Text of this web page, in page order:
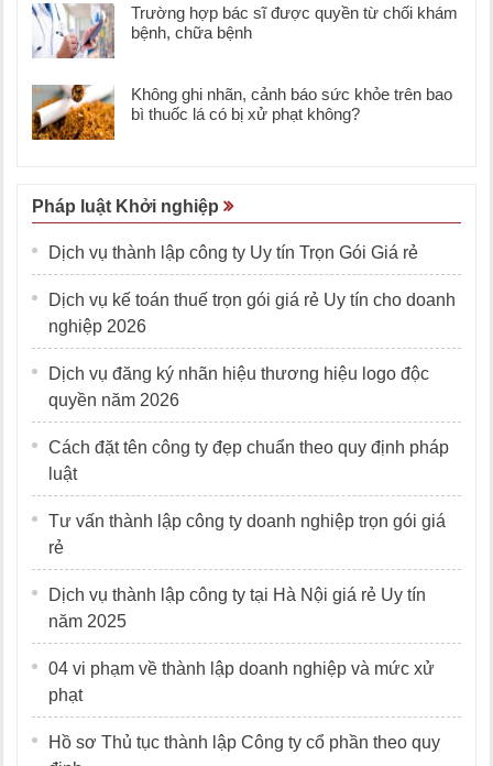
Trường hợp bác sĩ được quyền từ chối khám
bệnh, chữa bệnh
Không ghi nhãn, cảnh báo sức khỏe trên bao
bì thuốc lá có bị xử phạt không?
Pháp luật Khởi nghiệp
Dịch vụ thành lập công ty Uy tín Trọn Gói Giá rẻ
Dịch vụ kế toán thuế trọn gói giá rẻ Uy tín cho doanh
nghiệp 2026
Dịch vụ đăng ký nhãn hiệu thương hiệu logo độc
quyền năm 2026
Cách đặt tên công ty đẹp chuẩn theo quy định pháp
luật
Tư vấn thành lập công ty doanh nghiệp trọn gói giá
rẻ
Dịch vụ thành lập công ty tại Hà Nội giá rẻ Uy tín
năm 2025
04 vi phạm về thành lập doanh nghiệp và mức xử
phạt
Hồ sơ Thủ tục thành lập Công ty cổ phần theo quy